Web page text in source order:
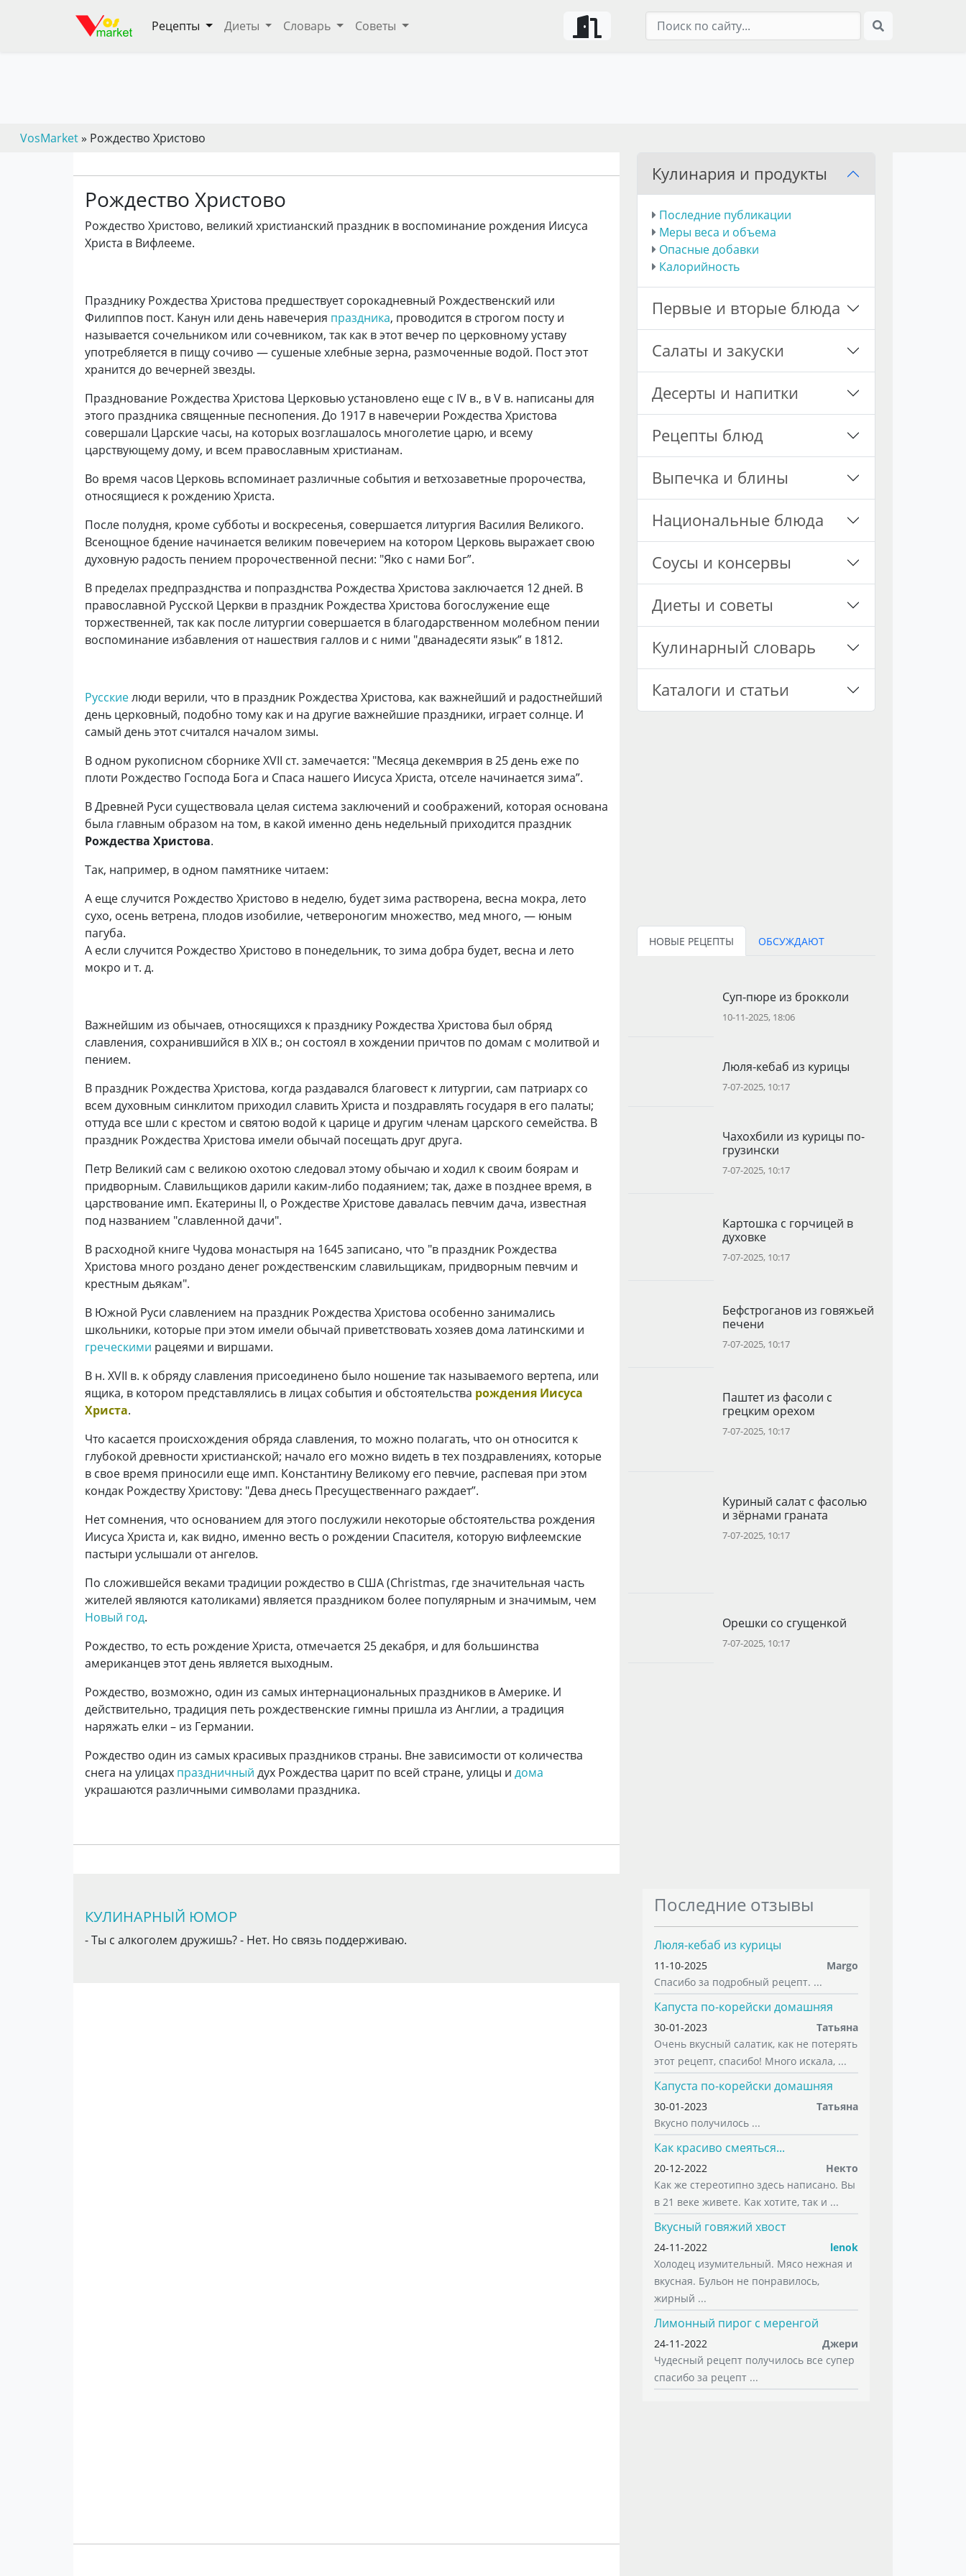
Рецепты Диеты Словарь Советы
VosMarket» Рождество Христово
Рождество Христово
Рождество Христово, великий христианский праздник в воспоминание рождения Иисуса
Христа в Вифлееме.
Празднику Рождества Христова предшествует сорокадневный Рождественский или
Филиппов пост. Канун или день навечерия праздника, проводится в строгом посту и
называется сочельником или сочевником, так как в этот вечер по церковному уставу
употребляется в пищу сочиво — сушеные хлебные зерна, размоченные водой. Пост этот
хранится до вечерней звезды.
Празднование Рождества Христова Церковью установлено еще с IV в., в V в. написаны для
этого праздника священные песнопения. До 1917 в навечерии Рождества Христова
совершали Царские часы, на которых возглашалось многолетие царю, и всему
царствующему дому, и всем православным христианам.
Во время часов Церковь вспоминает различные события и ветхозаветные пророчества,
относящиеся к рождению Христа.
После полудня, кроме субботы и воскресенья, совершается литургия Василия Великого.
Всенощное бдение начинается великим повечерием на котором Церковь выражает свою
духовную радость пением пророчественной песни: "Яко с нами Бог”.
В пределах предпразднства и попразднства Рождества Христова заключается 12 дней. В
православной Русской Церкви в праздник Рождества Христова богослужение еще
торжественней, так как после литургии совершается в благодарственном молебном пении
воспоминание избавления от нашествия галлов и с ними "дванадесяти язык” в 1812.
Русскиелюди верили, что в праздник Рождества Христова, как важнейший и радостнейший
день церковный, подобно тому как и на другие важнейшие праздники, играет солнце. И
самый день этот считался началом зимы.
В одном рукописном сборнике XVII ст. замечается: "Месяца декемврия в 25 день еже по
плоти Рождество Господа Бога и Спаса нашего Иисуса Христа, отселе начинается зима”.
В Древней Руси существовала целая система заключений и соображений, которая основана
была главным образом на том, в какой именно день недельный приходится праздник
Рождества Христова.
Так, например, в одном памятнике читаем:
А еще случится Рождество Христово в неделю, будет зима растворена, весна мокра, лето
сухо, осень ветрена, плодов изобилие, четвероногим множество, мед много, — юным
пагуба.
А если случится Рождество Христово в понедельник, то зима добра будет, весна и лето
мокро и т. д.
Важнейшим из обычаев, относящихся к празднику Рождества Христова был обряд
славления, сохранившийся в XIX в.; он состоял в хождении причтов по домам с молитвой и
пением.
В праздник Рождества Христова, когда раздавался благовест к литургии, сам патриарх со
всем духовным синклитом приходил славить Христа и поздравлять государя в его палаты;
оттуда все шли с крестом и святою водой к царице и другим членам царского семейства. В
праздник Рождества Христова имели обычай посещать друг друга.
Петр Великий сам с великою охотою следовал этому обычаю и ходил к своим боярам и
придворным. Славильщиков дарили каким-либо подаянием; так, даже в позднее время, в
царствование имп. Екатерины II, о Рождестве Христове давалась певчим дача, известная
под названием "славленной дачи".
В расходной книге Чудова монастыря на 1645 записано, что "в праздник Рождества
Христова много роздано денег рождественским славильщикам, придворным певчим и
крестным дьякам".
В Южной Руси славлением на праздник Рождества Христова особенно занимались
школьники, которые при этом имели обычай приветствовать хозяев дома латинскими и
греческими рацеями и виршами.
В н. XVII в. к обряду славления присоединено было ношение так называемого вертепа, или
ящика, в котором представлялись в лицах события и обстоятельства рождения Иисуса
Христа.
Что касается происхождения обряда славления, то можно полагать, что он относится к
глубокой древности христианской; начало его можно видеть в тех поздравлениях, которые
в свое время приносили еще имп. Константину Великому его певчие, распевая при этом
кондак Рождеству Христову: "Дева днесь Пресущественнаго раждает”.
Нет сомнения, что основанием для этого послужили некоторые обстоятельства рождения
Иисуса Христа и, как видно, именно весть о рождении Спасителя, которую вифлеемские
пастыри услышали от ангелов.
По сложившейся веками традиции рождество в США (Christmas, где значительная часть
жителей являются католиками) является праздником более популярным и значимым, чем
Новый год.
Рождество, то есть рождение Христа, отмечается 25 декабря, и для большинства
американцев этот день является выходным.
Рождество, возможно, один из самых интернациональных праздников в Америке. И
действительно, традиция петь рождественские гимны пришла из Англии, а традиция
наряжать елки – из Германии.
Рождество один из самых красивых праздников страны. Вне зависимости от количества
снега на улицах праздничный дух Рождества царит по всей стране, улицы и дома
украшаются различными символами праздника.
КУЛИНАРНЫЙ ЮМОР
- Ты с алкоголем дружишь? - Нет. Но связь поддерживаю.
Кулинария и продукты
Последние публикации
Меры веса и объема
Опасные добавки
Калорийность
Первые и вторые блюда
Салаты и закуски
Десерты и напитки
Рецепты блюд
Выпечка и блины
Национальные блюда
Соусы и консервы
Диеты и советы
Кулинарный словарь
Каталоги и статьи
НОВЫЕ РЕЦЕПТЫ ОБСУЖДАЮТ
Суп-пюре из брокколи
10-11-2025, 18:06
Люля-кебаб из курицы
7-07-2025, 10:17
Чахохбили из курицы по-
грузински
7-07-2025, 10:17
Картошка с горчицей в
духовке
7-07-2025, 10:17
Бефстроганов из говяжьей
печени
7-07-2025, 10:17
Паштет из фасоли с
грецким орехом
7-07-2025, 10:17
Куриный салат с фасолью
и зёрнами граната
7-07-2025, 10:17
Орешки со сгущенкой
7-07-2025, 10:17
Последние отзывы
Люля-кебаб из курицы
11-10-2025
Margo
Спасибо за подробный рецепт. ...
Капуста по-корейски домашняя
30-01-2023
Татьяна
Очень вкусный салатик, как не потерять
этот рецепт, спасибо! Много искала, ...
Капуста по-корейски домашняя
30-01-2023
Татьяна
Вкусно получилось ...
Как красиво смеяться...
20-12-2022
Некто
Как же стереотипно здесь написано. Вы
в 21 веке живете. Как хотите, так и ...
Вкусный говяжий хвост
24-11-2022
lenok
Холодец изумительный. Мясо нежная и
вкусная. Бульон не понравилось,
жирный ...
Лимонный пирог с меренгой
24-11-2022
Джери
Чудесный рецепт получилось все супер
спасибо за рецепт ...